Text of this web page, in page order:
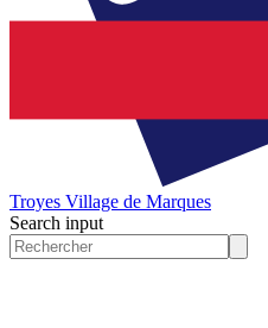
Troyes Village de Marques
Search input